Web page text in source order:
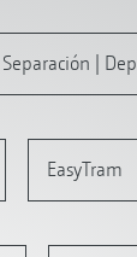
Separación |
EasyTram